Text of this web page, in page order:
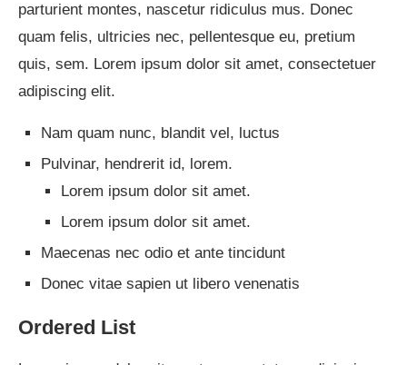
parturient montes, nascetur ridiculus mus. Donec
quam felis, ultricies nec, pellentesque eu, pretium
quis, sem. Lorem ipsum dolor sit amet, consectetuer
adipiscing elit.
Nam quam nunc, blandit vel, luctus
Pulvinar, hendrerit id, lorem.
Lorem ipsum dolor sit amet.
Lorem ipsum dolor sit amet.
Maecenas nec odio et ante tincidunt
Donec vitae sapien ut libero venenatis
Ordered List